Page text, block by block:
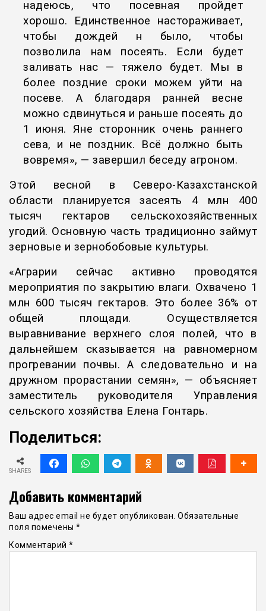
надеюсь, что посевная пройдет
хорошо. Единственное настораживает,
чтобы дождей н было, чтобы
позволила нам посеять. Если будет
заливать нас — тяжело будет. Мы в
более поздние сроки можем уйти на
посеве. А благодаря ранней весне
можно сдвинуться и раньше посеять до
1 июня. Яне сторонник очень раннего
сева, и не поздник. Всё должно быть
вовремя», — завершил беседу агроном.
Этой весной в Северо-Казахстанской
области планируется засеять 4 млн 400
тысяч гектаров сельскохозяйственных
угодий. Основную часть традиционно займут
зерновые и зернобобовые культуры.
«Аграрии сейчас активно проводятся
мероприятия по закрытию влаги. Охвачено 1
млн 600 тысяч гектаров. Это более 36% от
общей площади. Осуществляется
выравнивание верхнего слоя полей, что в
дальнейшем сказывается на равномерном
прогревании почвы. А следовательно и на
дружном прорастании семян», — объясняет
заместитель руководителя Управления
сельского хозяйства Елена Гонтарь.
Поделиться:
SHARES
Добавить комментарий
Ваш адрес email не будет опубликован. Обязательные
поля помечены *
Комментарий *